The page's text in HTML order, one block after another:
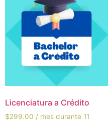
Licenciatura a Crédito
$299.00 / mes durante 11